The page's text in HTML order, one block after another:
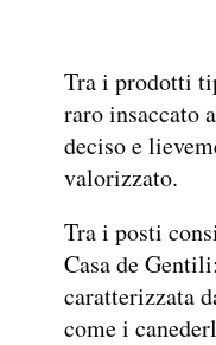
Tra i prodotti
raro insaccato
deciso e
valorizzato.
Tra i posti
Casa de
caratterizzata
come i